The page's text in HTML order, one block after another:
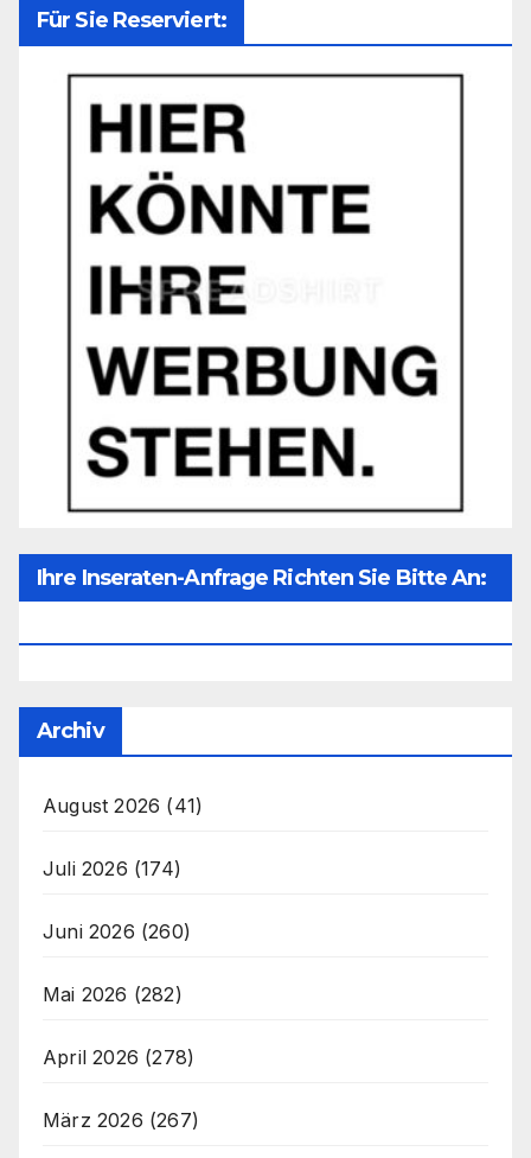
Für Sie Reserviert:
Ihre Inseraten-Anfrage Richten Sie Bitte An:
Archiv
August 2026 (41)
Juli 2026 (174)
Juni 2026 (260)
Mai 2026 (282)
April 2026 (278)
März 2026 (267)